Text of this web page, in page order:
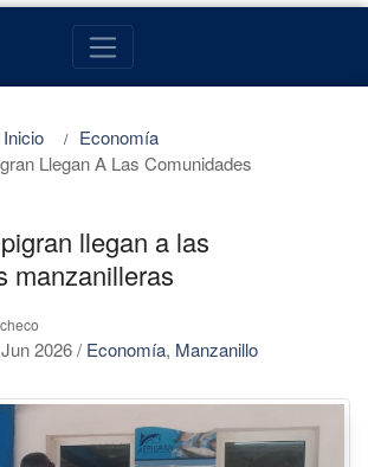
Inicio
Economía
Llegan A Las Comunidades
llegan a las
manzanilleras
2026/ Economía, Manzanillo